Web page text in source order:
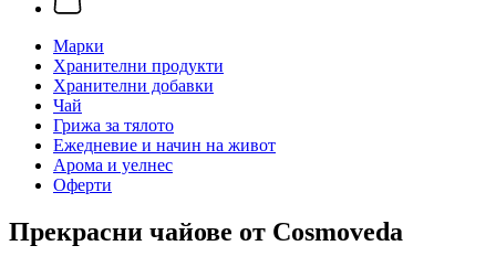
Марки
Хранителни продукти
Хранителни добавки
Чай
Грижа за тялото
Ежедневие и начин на живот
Арома и уелнес
Оферти
Прекрасни чайове от Cosmoveda